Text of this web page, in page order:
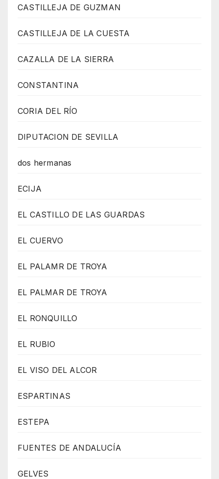
CASTILLEJA DE GUZMAN
CASTILLEJA DE LA CUESTA
CAZALLA DE LA SIERRA
CONSTANTINA
CORIA DEL RÍO
DIPUTACION DE SEVILLA
dos hermanas
ECIJA
EL CASTILLO DE LAS GUARDAS
EL CUERVO
EL PALAMR DE TROYA
EL PALMAR DE TROYA
EL RONQUILLO
EL RUBIO
EL VISO DEL ALCOR
ESPARTINAS
ESTEPA
FUENTES DE ANDALUCÍA
GELVES